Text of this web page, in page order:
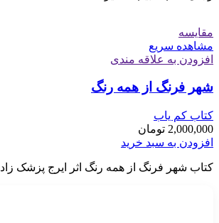
مقایسه
مشاهده سریع
افزودن به علاقه مندی
شهر فرنگ از همه رنگ
کتاب کم یاب
2,000,000 تومان
افزودن به سبد خرید
کتاب شهر فرنگ از همه رنگ اثر ایرج پزشک زاد